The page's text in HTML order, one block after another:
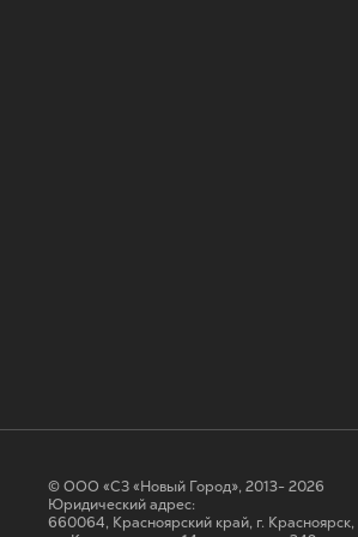
© ООО «СЗ «Новый Город», 2013- 2026
Юридический адрес:
660064, Красноярский край, г. Красноярск,